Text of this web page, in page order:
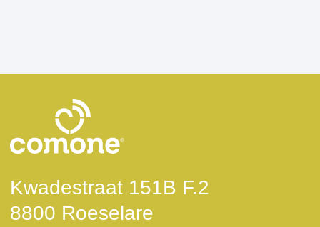
Kwadestraat 151B F.2
8800 Roeselare